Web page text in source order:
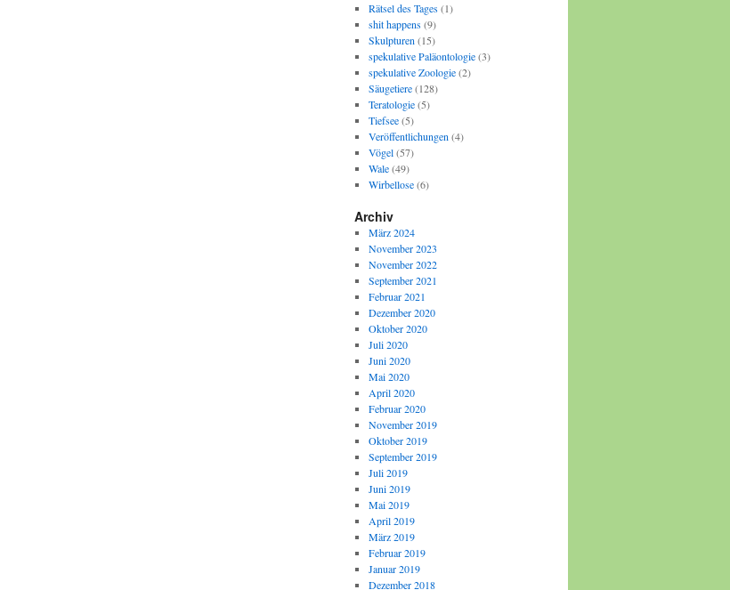
Rätsel des Tages(1)
shit happens(9)
Skulpturen (15)
spekulative Paläontologie(3)
spekulative Zoologie(2)
Säugetiere(128)
Teratologie(5)
Tiefsee(5)
Veröffentlichungen (4)
Vögel(57)
Wale(49)
Wirbellose(6)
Archiv
März 2024
November 2023
November 2022
September 2021
Februar 2021
Dezember 2020
Oktober 2020
Juli 2020
Juni 2020
Mai 2020
April 2020
Februar 2020
November 2019
Oktober 2019
September 2019
Juli 2019
Juni 2019
Mai 2019
April 2019
März 2019
Februar 2019
Januar 2019
Dezember 2018